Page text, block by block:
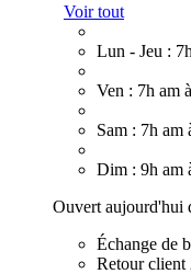
Voir tout
Lun - Jeu :
Ven : 7h am
Sam : 7h am
Dim : 9h am
Ouvert aujourd'hui
Échange de
Retour client